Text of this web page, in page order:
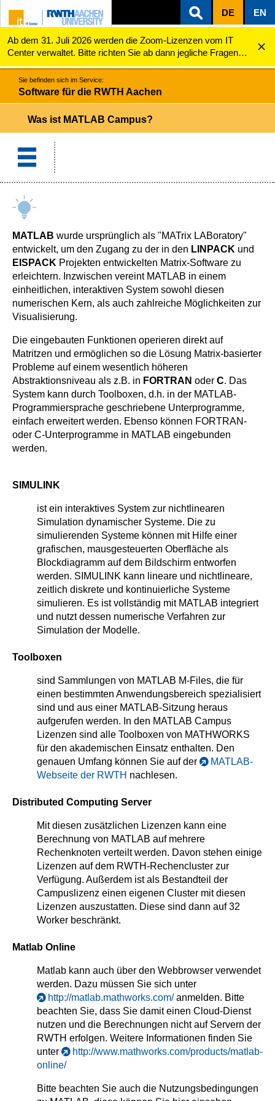
ZUM INHALTSBEREICH
ZUR HAUPTNAVIGATION
ZUR SUCHE
DE EN
Ab dem 31. Juli 2026 werden die Zoom-Lizenzen vom IT
Center verwaltet. Bitte richten Sie ab dann jegliche Fragen
zu den Zoom-Lizenzen (z.B. Probleme mit dem Login) an
servicedesk@itc.rwth-aachen.de.
Software für die RWTH Aachen
Sie befinden sich im Service:
Software für die RWTH Aachen
Was ist MATLAB Campus?
MATLAB wurde ursprünglich als "MATrix LABoratory"
entwickelt, um den Zugang zu der in den LINPACK und
EISPACK Projekten entwickelten Matrix-Software zu
erleichtern. Inzwischen vereint MATLAB in einem
einheitlichen, interaktiven System sowohl diesen
numerischen Kern, als auch zahlreiche Möglichkeiten zur
Visualisierung.
Die eingebauten Funktionen operieren direkt auf
Matritzen und ermöglichen so die Lösung Matrix-basierter
Probleme auf einem wesentlich höheren
Abstraktionsniveau als z.B. in FORTRAN oder C. Das
System kann durch Toolboxen, d.h. in der MATLAB-
Programmiersprache geschriebene Unterprogramme,
einfach erweitert werden. Ebenso können FORTRAN-
oder C-Unterprogramme in MATLAB eingebunden
werden.
SIMULINK
ist ein interaktives System zur nichtlinearen
Simulation dynamischer Systeme. Die zu
simulierenden Systeme können mit Hilfe einer
grafischen, mausgesteuerten Oberfläche als
Blockdiagramm auf dem Bildschirm entworfen
werden. SIMULINK kann lineare und nichtlineare,
zeitlich diskrete und kontinuierliche Systeme
simulieren. Es ist vollständig mit MATLAB integriert
und nutzt dessen numerische Verfahren zur
Simulation der Modelle.
Toolboxen
sind Sammlungen von MATLAB M-Files, die für
einen bestimmten Anwendungsbereich spezialisiert
sind und aus einer MATLAB-Sitzung heraus
aufgerufen werden. In den MATLAB Campus
Lizenzen sind alle Toolboxen von MATHWORKS
für den akademischen Einsatz enthalten. Den
genauen Umfang können Sie auf der
MATLAB-
Webseite der RWTH nachlesen.
Distributed Computing Server
Mit diesen zusätzlichen Lizenzen kann eine
Berechnung von MATLAB auf mehrere
Rechenknoten verteilt werden. Davon stehen einige
Lizenzen auf dem RWTH-Rechencluster zur
Verfügung. Außerdem ist als Bestandteil der
Campuslizenz einen eigenen Cluster mit diesen
Lizenzen auszustatten. Diese sind dann auf 32
Worker beschränkt.
Matlab Online
Matlab kann auch über den Webbrowser verwendet
werden. Dazu müssen Sie sich unter
http://matlab.mathworks.com/anmelden. Bitte
beachten Sie, dass Sie damit einen Cloud-Dienst
nutzen und die Berechnungen nicht auf Servern der
RWTH erfolgen. Weitere Informationen finden Sie
unter
http://www.mathworks.com/products/matlab-
online/
Bitte beachten Sie auch die Nutzungsbedingungen